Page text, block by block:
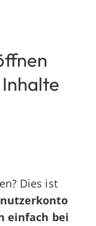
Dies ist
einfach bei